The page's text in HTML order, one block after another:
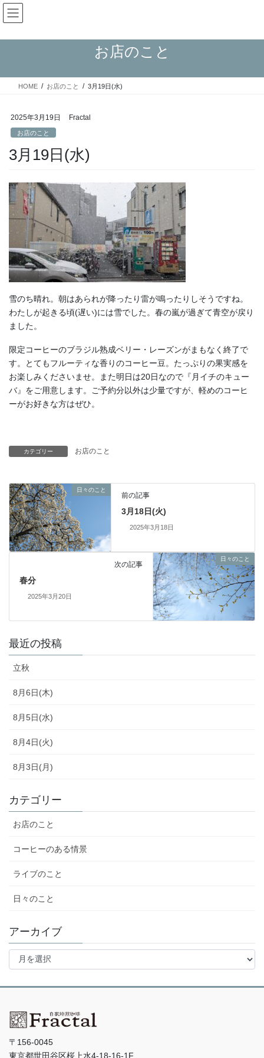
コ
ン
ン
ス
ナ
ビ
ー
ン
お店のこと
HOME お店のこと 3月19日(水)
2025年3月19日 Fractal
お店のこと
3月19日(水)
雪のち晴れ。朝はあられが降ったり雷が鳴ったりしそうですね。
わたしが起きる頃(遅い)には雪でした。春の嵐が過ぎて青空が戻り
ました。
限定コーヒーのブラジル熟成ベリー・レーズンがまもなく終了で
す。とてもフルーティな香りのコーヒー豆。たっぷりの果実感を
お楽しみくださいませ。また明日は20日なので『月イチのキュー
バ』をご用意します。ご予約分以外は少量ですが、軽めのコーヒ
ーがお好きな方はぜひ。
カテゴリー お店のこと
日々のこと
前の記事
3月18日(火)
2025年3月18日
日々のこと
次の記事
春分
2025年3月20日
最近の投稿
立秋
8月6日(木)
8月5日(水)
8月4日(火)
8月3日(月)
カテゴリー
お店のこと
コーヒーのある情景
ライブのこと
日々のこと
アーカイブ
ア
イ
〒156-0045
東京都世田谷区桜上水4-18-16-1F